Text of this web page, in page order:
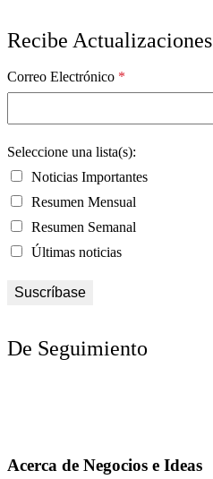
Recibe Actualizaciones
Correo Electrónico *
Seleccione una lista(s):
Noticias Importantes
Resumen Mensual
Resumen Semanal
Últimas noticias
De Seguimiento
Acerca de Negocios e Ideas